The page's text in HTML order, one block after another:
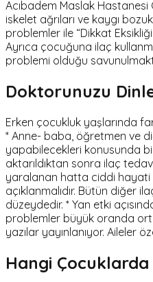
Acıbadem Maslak Hastanesi
iskelet ağrıları ve kaygı
problemler ile “Dikkat
Ayrıca çocuğuna ilaç
problemi olduğu
Doktorunuzu
Erken çocukluk yaşlarında
* Anne- baba, öğretmen ve
yapabilecekleri konusunda
aktarıldıktan sonra ilaç
yaralanan hatta ciddi hayati
açıklanmalıdır. Bütün diğer
düzeydedir. * Yan etki
problemler büyük oranda
yazılar yayınlanıyor.
Hangi Çocuklarda